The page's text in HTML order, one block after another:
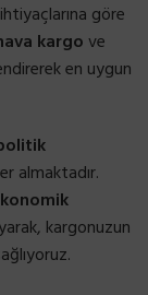
göre
kargove
en uygun
almaktadır.
kargonuzun